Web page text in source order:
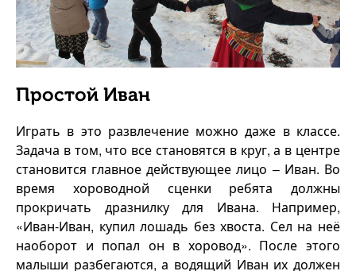
Простой Иван
Играть в это развлечение можно даже в классе.
Задача в том, что все становятся в круг, а в центре
становится главное действующее лицо – Иван. Во
время хороводной сценки ребята должны
прокричать дразнилку для Ивана. Например,
«Иван-Иван, купил лошадь без хвоста. Сел на неё
наоборот и попал он в хоровод». После этого
малыши разбегаются, а водящий Иван их должен